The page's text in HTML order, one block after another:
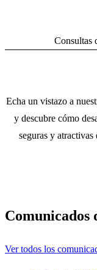
Consultas
Echa un vistazo a
y descubre cómo
seguras y
Comunicados
Ver todos los